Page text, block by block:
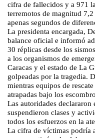
cifra de fallecidos y a 971
terremotos de magnitud
apenas segundos de
La presidenta encargada,
balance oficial e informó
30 réplicas desde los
a los organismos de
Caracas y el estado de La
golpeadas por la tragedia.
mientras equipos de
atrapadas bajo los
Las autoridades
suspendieron clases y
todos los esfuerzos en la
La cifra de víctimas podría